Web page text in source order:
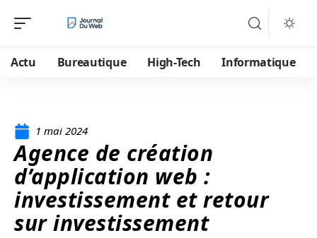
Actu Bureautique High-Tech Informatique
1 mai 2024
Agence de création
d’application web :
investissement et retour
sur investissement